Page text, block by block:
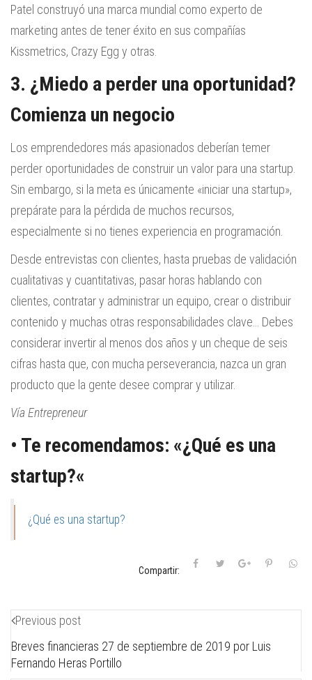
Patel construyó una marca mundial como experto de
marketing antes de tener éxito en sus compañías
Kissmetrics, Crazy Egg y otras.
3. ¿Miedo a perder una oportunidad?
Comienza un negocio
Los emprendedores más apasionados deberían temer
perder oportunidades de construir un valor para una startup.
Sin embargo, si la meta es únicamente «iniciar una startup»,
prepárate para la pérdida de muchos recursos,
especialmente si no tienes experiencia en programación.
Desde entrevistas con clientes, hasta pruebas de validación
cualitativas y cuantitativas, pasar horas hablando con
clientes, contratar y administrar un equipo, crear o distribuir
contenido y muchas otras responsabilidades clave… Debes
considerar invertir al menos dos años y un cheque de seis
cifras hasta que, con mucha perseverancia, nazca un gran
producto que la gente desee comprar y utilizar.
Vía Entrepreneur
• Te recomendamos: «¿Qué es una
startup?«
¿Qué es una startup?
Compartir:
Previous post
Breves financieras 27 de septiembre de 2019 por Luis
Fernando Heras Portillo